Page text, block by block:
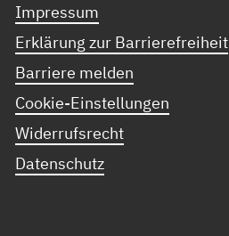
Impressum
Erklärung zur Barrierefreiheit
Barriere melden
Cookie-Einstellungen
Widerrufsrecht
Datenschutz